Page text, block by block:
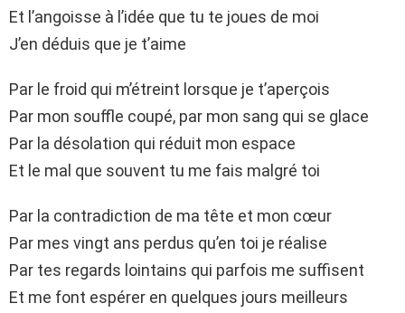
Et l’angoisse à l’idée que tu te joues de moi
J’en déduis que je t’aime
Par le froid qui m’étreint lorsque je t’aperçois
Par mon souffle coupé, par mon sang qui se glace
Par la désolation qui réduit mon espace
Et le mal que souvent tu me fais malgré toi
Par la contradiction de ma tête et mon cœur
Par mes vingt ans perdus qu’en toi je réalise
Par tes regards lointains qui parfois me suffisent
Et me font espérer en quelques jours meilleurs